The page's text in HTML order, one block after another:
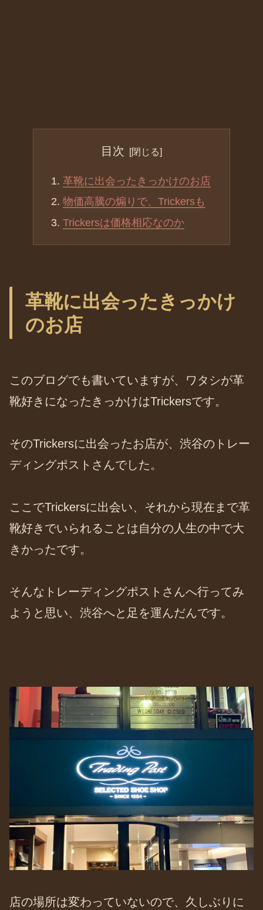
目次
革靴に出会ったきっかけのお店
物価高騰の煽りで、Trickersも
Trickersは価格相応なのか
革靴に出会ったきっかけ
のお店
このブログでも書いていますが、ワタシが革
靴好きになったきっかけはTrickersです。
そのTrickersに出会ったお店が、渋谷のトレー
ディングポストさんでした。
ここでTrickersに出会い、それから現在まで革
靴好きでいられることは自分の人生の中で大
きかったです。
そんなトレーディングポストさんへ行ってみ
ようと思い、渋谷へと足を運んだんです。
店の場所は変わっていないので、久しぶりに